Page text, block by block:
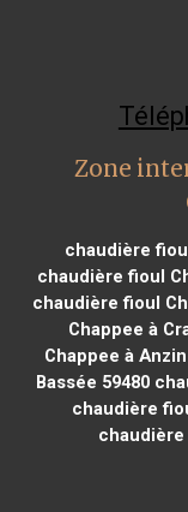
Zone
chaudière
chaudière fioul
chaudière fioul
Chappee à
Chappee à
Bassée 59480
chaudière
chaudière